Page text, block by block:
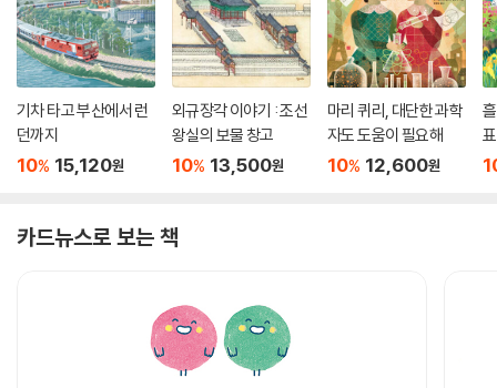
기차 타고 부산에서 런
던까지
10% 15,120원
외규장각 이야기 : 조선
왕실의 보물 창고
10% 13,500원
마리 퀴리, 대단한 과학
자도 도움이 필요해
10% 12,600원
카드뉴스로 보는 책